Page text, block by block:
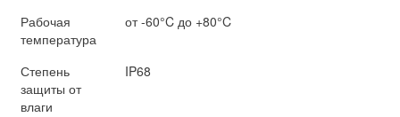
Рабочая
температура
от -60°C до +80°C
Степень
защиты от
влаги
IP68